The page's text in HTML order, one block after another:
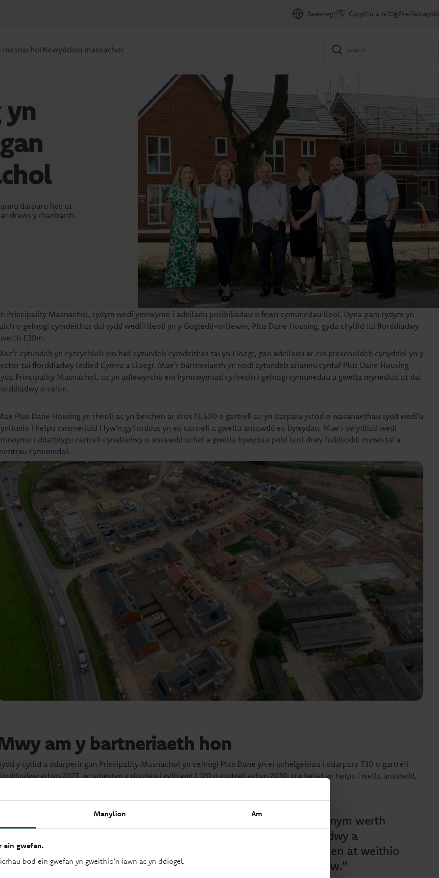
Manylion Am
ein gwefan.
bod ein gwefan yn gweithio'n iawn ac yn ddiogel.
Saesneg Cysylltu â ni Preifatrwydd
masnacholNewyddion masnachol
yn
darparu hyd at
draws y rhanbarth.
Principality Masnachol, rydym wedi ymrwymo i adeiladu posibiliadau o fewn cymunedau lleol. Dyna pam rydym yn
o gefnogi cymdeithas dai sydd wedi'i lleoli yn y Gogledd-orllewin, Plus Dane Housing, gyda chyllid tai fforddiadwy
£30m.
cytundeb yn cynrychioli ein hail cytundeb cymdeithas tai yn Lloegr, gan adeiladu ar ein presenoldeb cynyddol yn y
tai fforddiadwy ledled Cymru a Lloegr. Mae'r bartneriaeth yn nodi cytundeb ariannu cyntaf Plus Dane Housing
Principality Masnachol, ac yn adlewyrchu ein hymrwymiad cyffredin i gefnogi cymunedau a gwella mynediad at dai
o safon.
Plus Dane Housing yn rheoli ac yn berchen ar dros 13,500 o gartrefi ac yn darparu ystod o wasanaethau sydd wedi'u
i helpu cwsmeriaid i fyw'n gyfforddus yn eu cartrefi a gwella ansawdd eu bywydau. Mae'r sefydliad wedi
i ddatblygu cartrefi cynaliadwy o ansawdd uchel a gwella bywydau pobl leol drwy fuddsoddi mewn tai a
cymunedol.
am y bartneriaeth hon
y cyllid a ddarperir gan Principality Masnachol yn cefnogi Plus Dane yn ei uchelgeisiau i ddarparu 730 o gartrefi
erbyn 2027, ac ymestyn y rhaglen i gyflawni 1,120 o gartrefi erbyn 2030, tra hefyd yn helpu i wella ansawdd,
Jan Quarrington, Uwch-reolwr Portffolio yn Principality Masnachol:
"Mae'n wych dod yn gyllidwr newydd i Plus Dane lle mae gennym werth
cyffredin i gefnogi'r gwaith o ddarparu mwy o gartrefi fforddiadwy a
buddsoddiad mewn cartrefi presennol. Rydym yn edrych ymlaen at weithio
gyda'r tîm yn Plus Dane a datblygu perthynas hirhoedlog â nhw."